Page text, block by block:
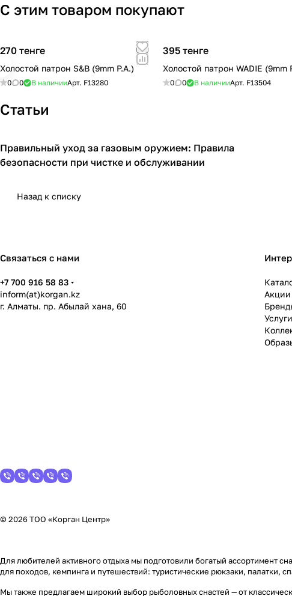
С этим товаром покупают
270 тенге
Холостой патрон S&B (9mm P.A.)
0 0 В наличииАрт. F13280
395 тенге
Холостой патрон WADIE (9mm
0 0 В наличииАрт. F13504
Статьи
Газовое оружие
Правильный уход за газовым оружием: Правила
безопасности при чистке и обслуживании
Назад к списку
Связаться с нами
+7 700 916 58 83
inform(at)korgan.kz
г. Алматы. пр. Абылай хана, 60
Акции
Услуги
© 2026 ТОО «Корган Центр»
Для любителей активного отдыха мы подготовили богатый ассортимент
для походов, кемпинга и путешествий: туристические рюкзаки,
Мы также предлагаем широкий выбор рыболовных снастей — от